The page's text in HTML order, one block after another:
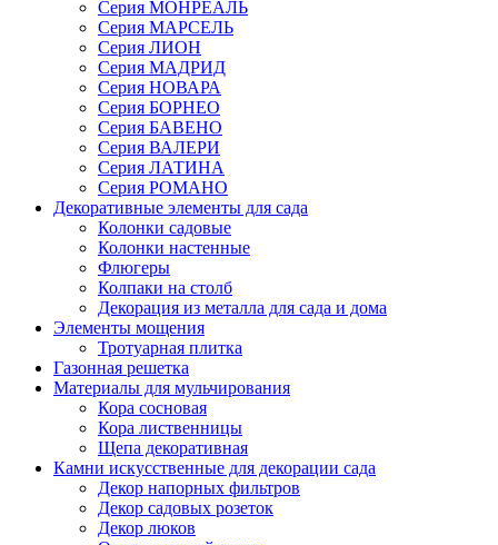
Серия МОНРЕАЛЬ
Серия МАРСЕЛЬ
Серия ЛИОН
Серия МАДРИД
Серия НОВАРА
Серия БОРНЕО
Серия БАВЕНО
Серия ВАЛЕРИ
Серия ЛАТИНА
Серия РОМАНО
Декоративные элементы для сада
Колонки садовые
Колонки настенные
Флюгеры
Колпаки на столб
Декорация из металла для сада и дома
Элементы мощения
Тротуарная плитка
Газонная решетка
Материалы для мульчирования
Кора сосновая
Кора лиственницы
Щепа декоративная
Камни искусственные для декорации сада
Декор напорных фильтров
Декор садовых розеток
Декор люков